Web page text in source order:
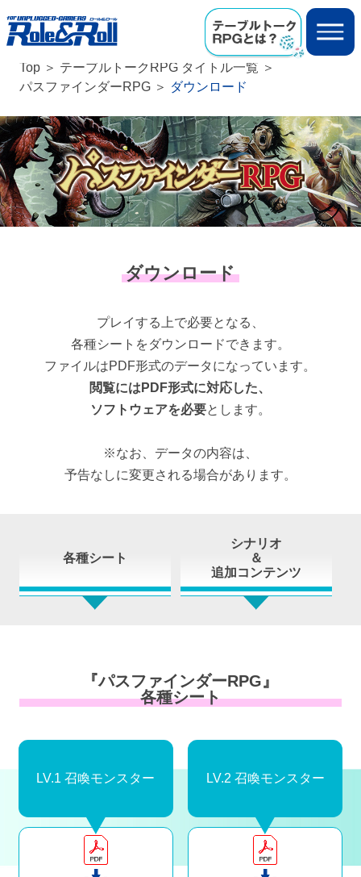
Top
テーブルトークRPG タイトル一覧
パスファインダーRPG
ダウンロード
ダウンロード
プレイする上で必要となる、
各種シートをダウンロードできます。
ファイルはPDF形式のデータになっています。
閲覧にはPDF形式に対応した、
ソフトウェアを必要とします。
※なお、データの内容は、
予告なしに変更される場合があります。
各種シート
シナリオ
＆
追加コンテンツ
『パスファインダーRPG』
各種シート
LV.1 召喚モンスター LV.2 召喚モンスター